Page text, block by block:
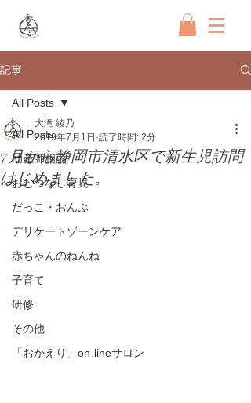
記事
All Posts
助産師相談
おむつなし育児
だっこ・おんぶ
デリケートゾーンケア
赤ちゃんのねんね
子育て
研修
その他
「おかえり」on-lineサロン
All Posts
7月から静岡市清水区で新生児訪問
はじめました。
大滝 綾乃
2019年7月1日 読了時間: 2分